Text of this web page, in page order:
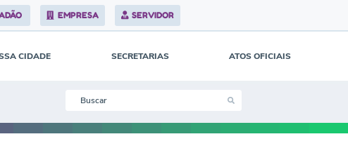
EMPRESA SERVIDOR
CIDADE SECRETARIAS ATOS OFICIAIS